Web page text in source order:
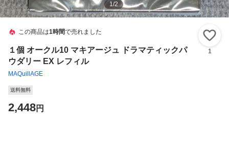
1/2
この商品は1時間で売れました
１個 オークル10 マキアージュ ドラマティックパ
ウダリー EX レフィル
MAQuillAGE
1
送料無料
2,448円